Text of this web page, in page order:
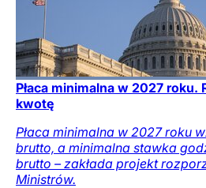
Płaca minimalna w 2027 roku.
kwotę
Płaca minimalna w 2027 roku
brutto, a minimalna stawka
brutto – zakłada projekt
Ministrów.